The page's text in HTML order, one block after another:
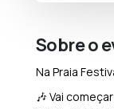
Sobre o
Na Praia
🎶 Vai